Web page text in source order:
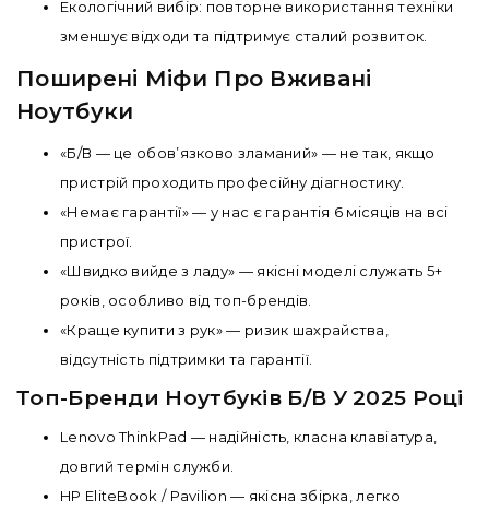
Екологічний вибір: повторне використання техніки
зменшує відходи та підтримує сталий розвиток.
Поширені Міфи Про Вживані
Ноутбуки
«Б/В — це обов’язково зламаний» — не так, якщо
пристрій проходить професійну діагностику.
«Немає гарантії» — у нас є гарантія 6 місяців на всі
пристрої.
«Швидко вийде з ладу» — якісні моделі служать 5+
років, особливо від топ-брендів.
«Краще купити з рук» — ризик шахрайства,
відсутність підтримки та гарантії.
Топ-Бренди Ноутбуків Б/В У 2025 Році
Lenovo ThinkPad — надійність, класна клавіатура,
довгий термін служби.
HP EliteBook / Pavilion — якісна збірка, легко